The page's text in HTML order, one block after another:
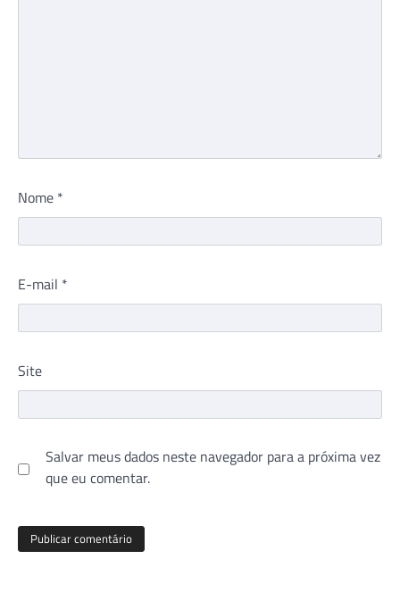
Nome *
E-mail *
Site
Salvar meus dados neste navegador para a próxima vez
que eu comentar.